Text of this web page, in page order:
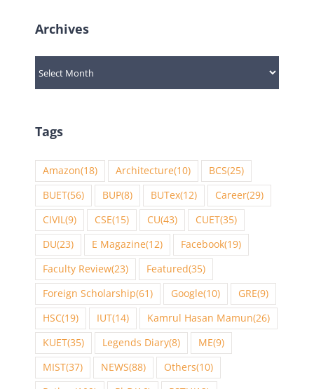
Archives
Archives
Tags
Amazon(18) Architecture(10) BCS(25)
BUET(56) BUP(8) BUTex(12) Career(29)
CIVIL(9) CSE(15) CU(43) CUET(35)
DU(23) E Magazine(12) Facebook(19)
Faculty Review(23) Featured(35)
Foreign Scholarship(61) Google(10) GRE(9)
HSC(19) IUT(14) Kamrul Hasan Mamun(26)
KUET(35) Legends Diary(8) ME(9)
MIST(37) NEWS(88) Others(10)